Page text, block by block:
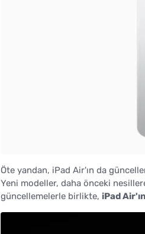
Öte yandan, iPad Air'ın da
Yeni modeller, daha önceki
güncellemelerle birlikte, iPad